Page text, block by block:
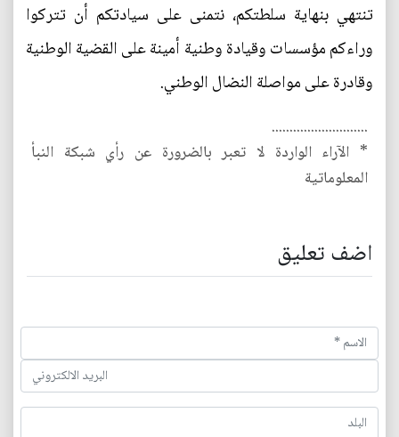
تنتهي بنهاية سلطتكم، نتمنى على سيادتكم أن تتركوا
وراءكم مؤسسات وقيادة وطنية أمينة على القضية الوطنية
وقادرة على مواصلة النضال الوطني.
...........................
* الآراء الواردة لا تعبر بالضرورة عن رأي شبكة النبأ
المعلوماتية
اضف تعليق